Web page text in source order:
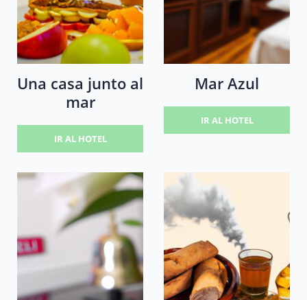
Una casa junto al
mar
IR AL HOTEL
Mar Azul
IR AL HOTEL